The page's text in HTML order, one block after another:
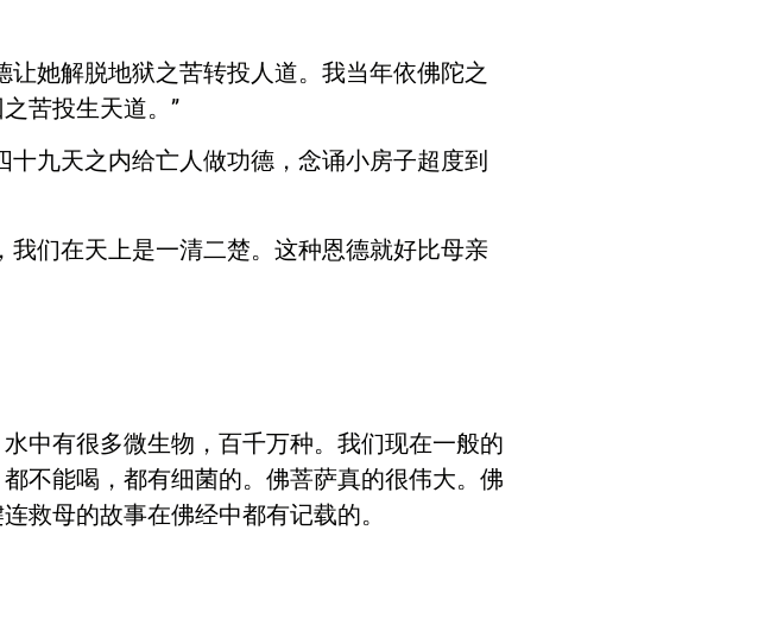
她解脱地狱之苦转投人道。我当年依佛陀之
苦投生天道。”
九天之内给亡人做功德，念诵小房子超度到
们在天上是一清二楚。这种恩德就好比母亲
中有很多微生物，百千万种。我们现在一般的
不能喝，都有细菌的。佛菩萨真的很伟大。佛
救母的故事在佛经中都有记载的。